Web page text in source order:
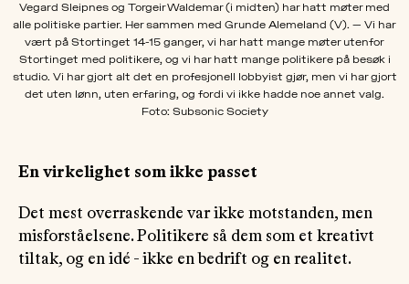
Vegard Sleipnes og Torgeir Waldemar (i midten) har hatt møter med
alle politiske partier. Her sammen med Grunde Alemeland (V). — Vi har
vært på Stortinget 14-15 ganger, vi har hatt mange møter utenfor
Stortinget med politikere, og vi har hatt mange politikere på besøk i
studio. Vi har gjort alt det en profesjonell lobbyist gjør, men vi har gjort
det uten lønn, uten erfaring, og fordi vi ikke hadde noe annet valg.
Foto: Subsonic Society
En virkelighet som ikke passet
Det mest overraskende var ikke motstanden, men
misforståelsene. Politikere så dem som et kreativt
tiltak, og en idé - ikke en bedrift og en realitet.